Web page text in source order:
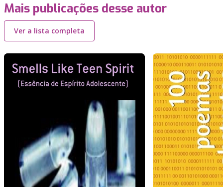
Mais publicações desse autor
Ver a lista completa